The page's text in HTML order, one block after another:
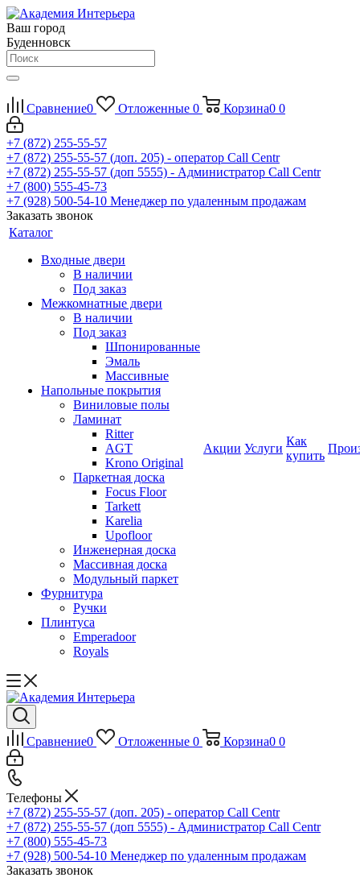
Ваш город
Буденновск
Сравнение0 Отложенные 0 Корзина0 0
+7 (872) 255-55-57
+7 (872) 255-55-57 (доп. 205) - оператор Call Centr
+7 (872) 255-55-57 (доп 5555) - Администратор Call Centr
+7 (800) 555-45-73
+7 (928) 500-54-10 Менеджер по удаленным продажам
Заказать звонок
Каталог
Входные двери
В наличии
Под заказ
Межкомнатные двери
В наличии
Под заказ
Шпонированные
Эмаль
Массивные
Напольные покрытия
Виниловые полы
Ламинат
Ritter
AGT
Krono Original
Паркетная доска
Focus Floor
Tarkett
Karelia
Upofloor
Инженерная доска
Массивная доска
Модульный паркет
Фурнитура
Ручки
Плинтуса
Emperadoor
Royals
Акции Услуги
Как
купить
Сравнение0 Отложенные 0 Корзина0 0
Телефоны
+7 (872) 255-55-57 (доп. 205) - оператор Call Centr
+7 (872) 255-55-57 (доп 5555) - Администратор Call Centr
+7 (800) 555-45-73
+7 (928) 500-54-10 Менеджер по удаленным продажам
Заказать звонок